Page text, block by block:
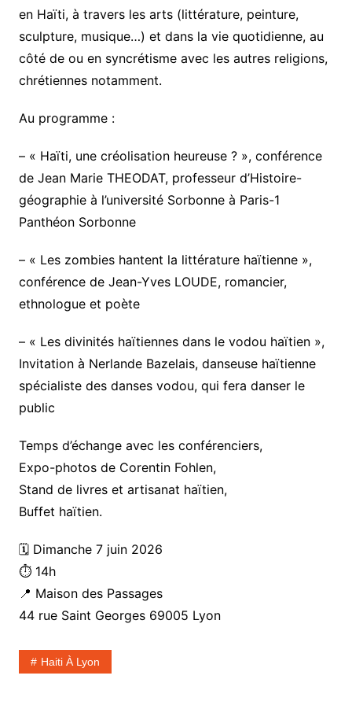
en Haïti, à travers les arts (littérature, peinture,
sculpture, musique…) et dans la vie quotidienne, au
côté de ou en syncrétisme avec les autres religions,
chrétiennes notamment.
Au programme :
– « Haïti, une créolisation heureuse ? », conférence
de Jean Marie THEODAT, professeur d’Histoire-
géographie à l’université Sorbonne à Paris-1
Panthéon Sorbonne
– « Les zombies hantent la littérature haïtienne »,
conférence de Jean-Yves LOUDE, romancier,
ethnologue et poète
– « Les divinités haïtiennes dans le vodou haïtien »,
Invitation à Nerlande Bazelais, danseuse haïtienne
spécialiste des danses vodou, qui fera danser le
public
Temps d’échange avec les conférenciers,
Expo-photos de Corentin Fohlen,
Stand de livres et artisanat haïtien,
Buffet haïtien.
🗓️ Dimanche 7 juin 2026
⏱️ 14h
📍 Maison des Passages
44 rue Saint Georges 69005 Lyon
Haiti À Lyon